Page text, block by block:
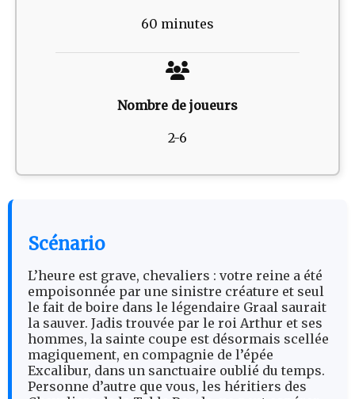
60 minutes
Nombre de joueurs
2-6
Scénario
L’heure est grave, chevaliers : votre reine a été
empoisonnée par une sinistre créature et seul
le fait de boire dans le légendaire Graal saurait
la sauver. Jadis trouvée par le roi Arthur et ses
hommes, la sainte coupe est désormais scellée
magiquement, en compagnie de l’épée
Excalibur, dans un sanctuaire oublié du temps.
Personne d’autre que vous, les héritiers des